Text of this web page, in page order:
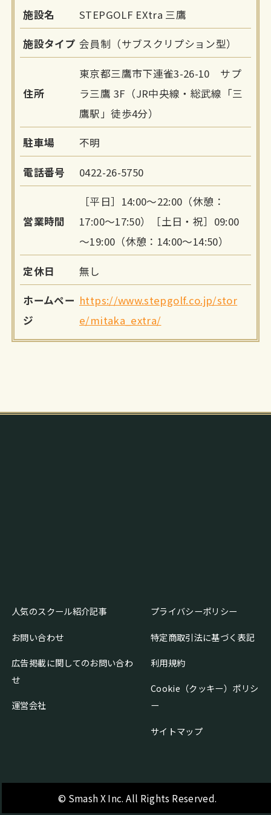
施設名 STEPGOLF EXtra 三鷹
施設タイプ 会員制（サブスクリプション型）
住所
東京都三鷹市下連雀3-26-10 サプ
ラ三鷹 3F（JR中央線・総武線「三
鷹駅」徒歩4分）
駐車場 不明
電話番号 0422-26-5750
営業時間
［平日］14:00～22:00（休憩：
17:00～17:50）［土日・祝］09:00
～19:00（休憩：14:00～14:50）
定休日 無し
ホームペー
ジ
https://www.stepgolf.co.jp/stor
e/mitaka_extra/
人気のスクール紹介記事
お問い合わせ
広告掲載に関してのお問い合わ
せ
運営会社
プライバシーポリシー
特定商取引法に基づく表記
利用規約
Cookie（クッキー）ポリシ
ー
サイトマップ
© Smash X Inc. All Rights Reserved.